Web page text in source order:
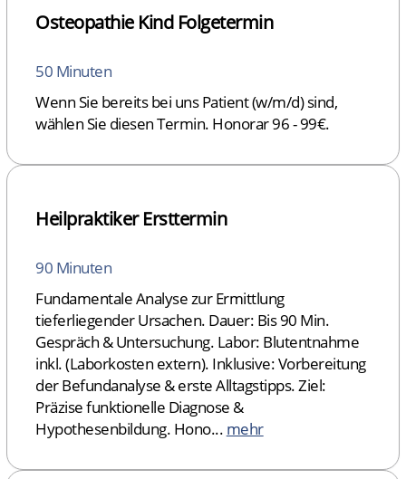
Osteopathie Kind Folgetermin
50 Minuten
Wenn Sie bereits bei uns Patient (w/m/d) sind,
wählen Sie diesen Termin. Honorar 96 - 99€.
Heilpraktiker Ersttermin
90 Minuten
Fundamentale Analyse zur Ermittlung
tieferliegender Ursachen. Dauer: Bis 90 Min.
Gespräch & Untersuchung. Labor: Blutentnahme
inkl. (Laborkosten extern). Inklusive: Vorbereitung
der Befundanalyse & erste Alltagstipps. Ziel:
Präzise funktionelle Diagnose &
Hypothesenbildung. Hono... mehr